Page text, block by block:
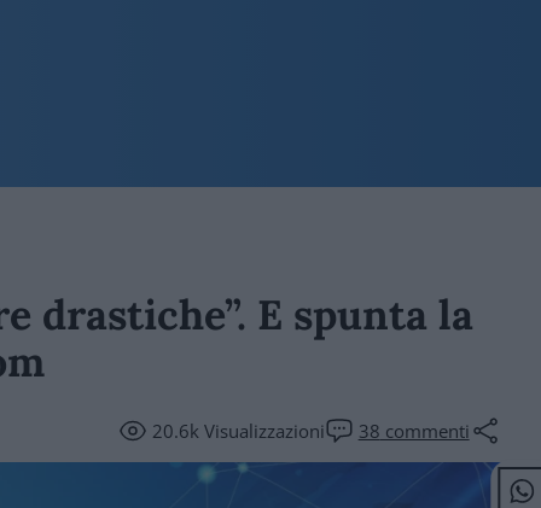
drastiche”. E spunta la
20.6kVisualizzazioni 38 commenti